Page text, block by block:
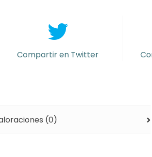
Compartir en Twitter
(0)